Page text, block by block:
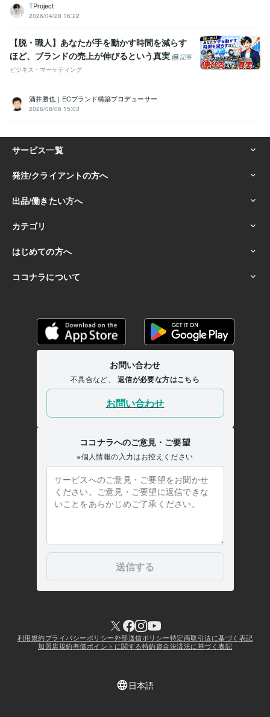
TProject
2026/04/28 16:22
【脱・職人】あなたが手を動かす時間を減らす
ほど、ブランドの売上が伸びるという真実
記事
ビジネス・マーケティング
酒井勝也｜ECブランド構築プロデューサー
2026/08/06 15:03